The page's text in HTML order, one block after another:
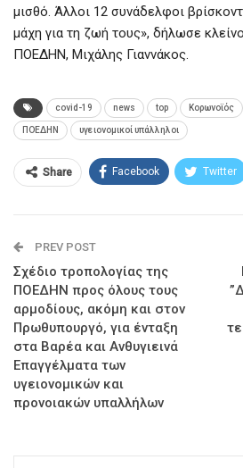
μισθό. Άλλοι 12 συνάδελφοι
μάχη για τη ζωή τους», δήλωσε
ΠΟΕΔΗΝ, Μιχάλης Γιαννάκος.
covid-19 news top Κορωνοϊός
ΠΟΕΔΗΝ υγειονομικοί υπάλληλοι
Share Facebook Twitter
PREV POST
Σχέδιο τροπολογίας της
ΠΟΕΔΗΝ προς όλους τους
αρμοδίους, ακόμη και στον
Πρωθυπουργό, για ένταξη
στα Βαρέα και Ανθυγιεινά
Επαγγέλματα των
υγειονομικών και
προνοιακών υπαλλήλων